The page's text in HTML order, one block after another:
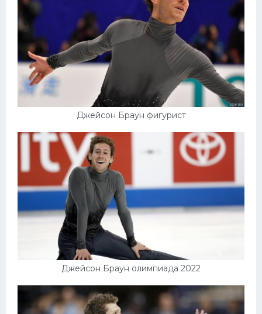
Джейсон Браун фигурист
Джейсон Браун олимпиада 2022